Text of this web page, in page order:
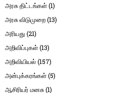
அரசு திட்டங்கள்(1)
அரசு விடுமுறை(13)
அரியது(21)
அறிவிப்புகள்(13)
அறிவியியல் (157)
அன்புக்கரங்கள்(5)
ஆசிரியர் மனசு(1)